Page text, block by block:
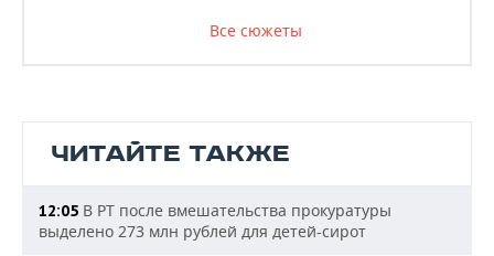
Все сюжеты
ЧИТАЙТЕ ТАКЖЕ
12:05 В РТ после вмешательства прокуратуры
выделено 273 млн рублей для детей-сирот